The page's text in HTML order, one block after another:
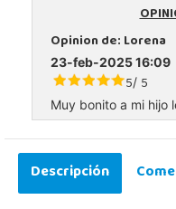
Opinion de:Lorena
23-feb-2025 16:09
5/ 5
Muy bonito a mi hijo
Descripción